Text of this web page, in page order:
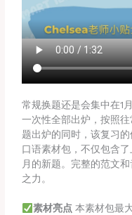
常规换题还是会集中在1
一次性全部出炉，按照
题出炉的同时，该复习
口语素材包，不仅包含
月的新题。完整的范文
之力。
素材亮点 本素材包最